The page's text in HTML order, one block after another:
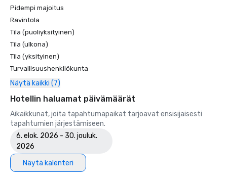
Pidempi majoitus
Ravintola
Tila (puoliyksityinen)
Tila (ulkona)
Tila (yksityinen)
Turvallisuushenkilökunta
Näytä kaikki (7)
Hotellin haluamat päivämäärät
Aikaikkunat, joita tapahtumapaikat tarjoavat ensisijaisesti
tapahtumien järjestämiseen.
6. elok. 2026 - 30. jouluk.
2026
Näytä kalenteri